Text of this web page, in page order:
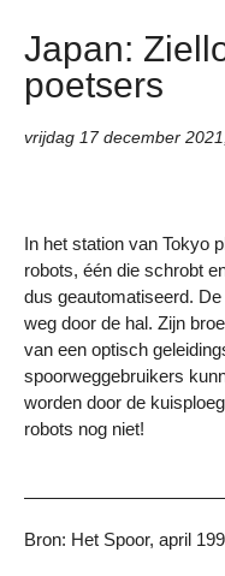
Japan:
poetsers
vrijdag 17 december 2021
In het station van Tokyo
robots, één die schrobt
dus geautomatiseerd.
weg door de hal. Zijn
van een optisch
spoorweggebruikers
worden door de
robots nog niet!
Bron: Het Spoor, april